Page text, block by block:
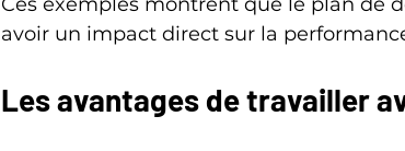
avoir un impact direct sur la
Les avantages de travailler